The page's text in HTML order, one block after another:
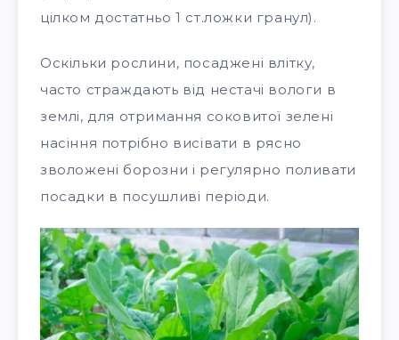
цілком достатньо 1 ст.ложки гранул).
Оскільки рослини, посаджені влітку,
часто страждають від нестачі вологи в
землі, для отримання соковитої зелені
насіння потрібно висівати в рясно
зволожені борозни і регулярно поливати
посадки в посушливі періоди.